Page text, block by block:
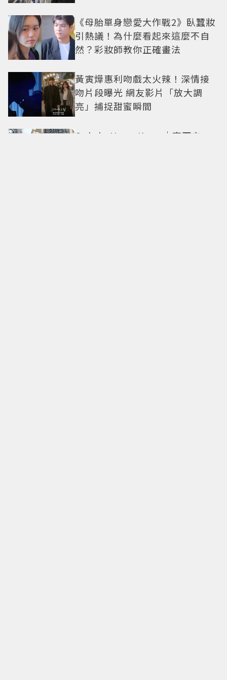
《母胎單身戀愛大作戰2》臥蠶妝
引熱議！為什麼看起來這麼不自
然？彩妝師教你正確畫法
黃寅燁惠利吻戲太火辣！深情接
吻片段曝光 網友影片「放大調
亮」捕捉甜蜜瞬間
Only in Hong Kong｜東西交